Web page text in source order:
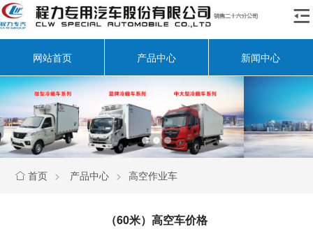

网站首页 产品中心 新闻中心
 首页 > 产品中心 > 高空作业车
（60米）高空车价格